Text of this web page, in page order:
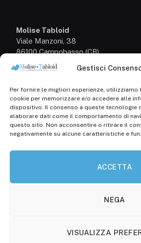
Gestisci
Per fornire le migliori esperienze, utilizziamo
cookie per memorizzare e/o accedere alle
dispositivo. Il consenso a queste tecnologie
elaborare dati come il comportamento di
questo sito. Non acconsentire o ritirare il
negativamente su alcune caratteristiche e
ACCETTA
NEGA
VISUALIZZA
Molise Tabloid
Viale Manzoni, 38
86100 Campobasso (CB)
+39 3333169466
Scrivici a:
info@molisetabloid.it
commerciale@molisetabloid.it
Disclaimer